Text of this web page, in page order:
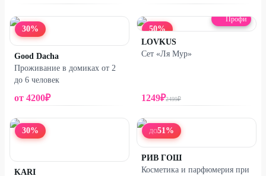
30%
Good Dacha
Проживание в домиках от 2
до 6 человек
от 4200₽
50%
Профи
LOVKUS
Сет «Ля Мур»
1249₽2499₽
30%
KARI
ДО51 %
РИВ ГОШ
Косметика и парфюмерия при